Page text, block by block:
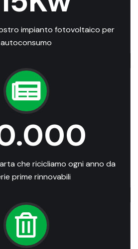
impianto fotovoltaico per
autoconsumo
che ricicliamo ogni anno da
prime rinnovabili